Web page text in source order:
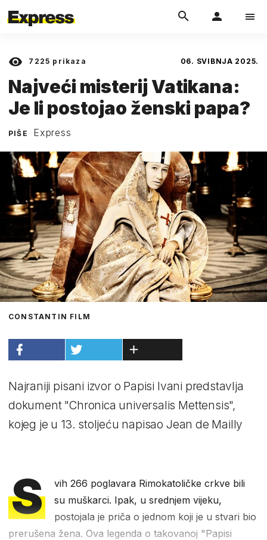
7225 prikaza 06. SVIBNJA 2025.
Najveći misterij Vatikana:
Je li postojao ženski papa?
PIŠE Express
CONSTANTIN FILM
Najraniji pisani izvor o Papisi Ivani predstavlja
dokument "Chronica universalis Mettensis",
kojeg je u 13. stoljeću napisao Jean de Mailly
S
vih 266 poglavara Rimokatoličke crkve bili
su muškarci. Ipak, u srednjem vijeku,
postojala je priča o jednom koji je u stvari bio
prerušena žena. Ova legenda o takovanoj "Papisi